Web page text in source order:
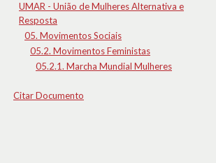
UMAR - União de Mulheres Alternativa e
Resposta
05. Movimentos Sociais
05.2. Movimentos Feministas
05.2.1. Marcha Mundial Mulheres
Citar Documento